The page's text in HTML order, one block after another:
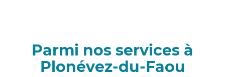
Parmi nos services à
Plonévez-du-Faou